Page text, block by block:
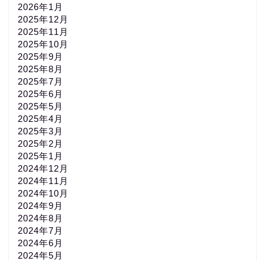
2026年1月
2025年12月
2025年11月
2025年10月
2025年9月
2025年8月
2025年7月
2025年6月
2025年5月
2025年4月
2025年3月
2025年2月
2025年1月
2024年12月
2024年11月
2024年10月
2024年9月
2024年8月
2024年7月
2024年6月
2024年5月